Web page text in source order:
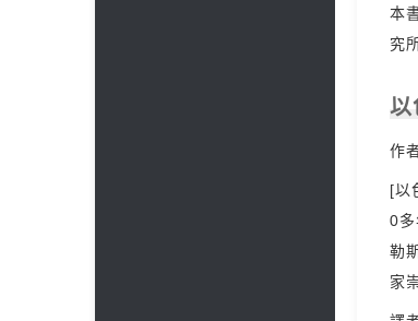
本
究
以
作
[以
0
勒
家